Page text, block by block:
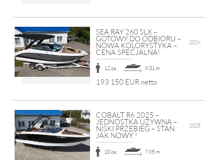
SEA RAY 260 SLX –
GOTOWY DO ODBIORU –
NOWA KOLORYSTYKA –
CENA SPECJALNA!
2026
12 os. 8.31 m
193 150 EUR netto
COBALT R6 2025 –
JEDNOSTKA UŻYWNA –
NISKI PRZEBIEG – STAN
JAK NOWY !
2025
10 os. 7.85 m